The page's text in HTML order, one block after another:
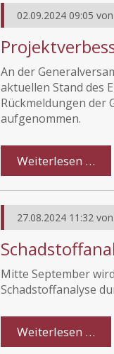
02.09.2024 09:05 von
An der
aktuellen Stand des
Rückmeldungen der
aufgenommen.
Weiterlesen …
27.08.2024 11:32von
Mitte September
Schadstoffanalyse
Weiterlesen …